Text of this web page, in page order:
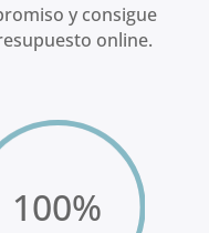
y consigue
online.
100%